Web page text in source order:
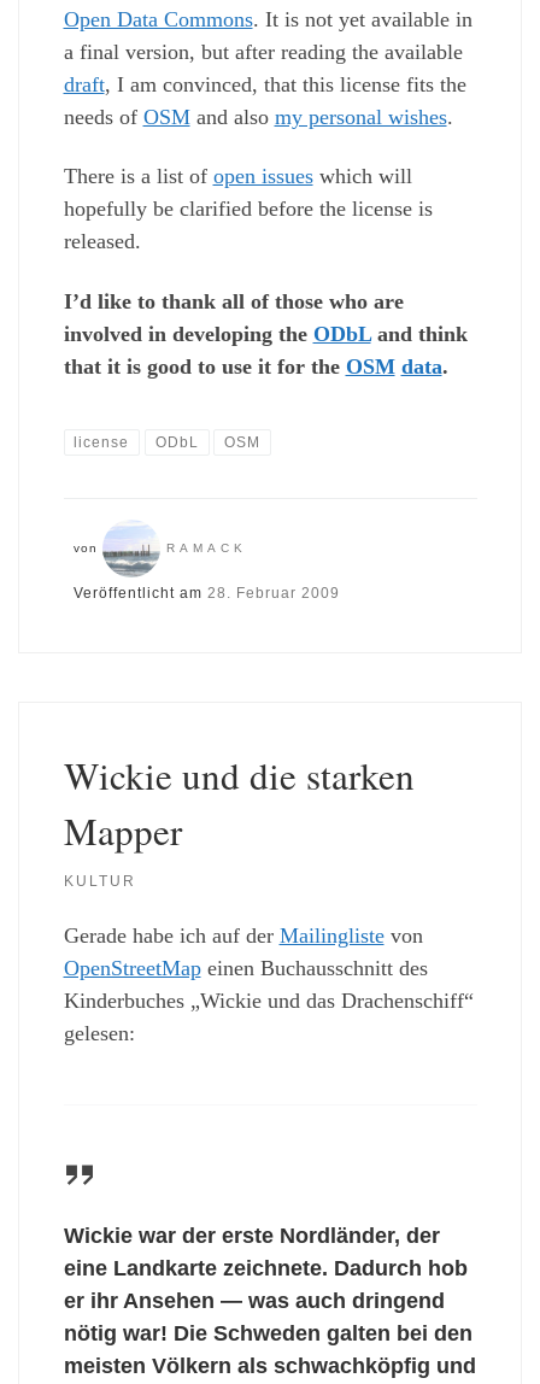
Open Data Commons. It is not yet available in
a final version, but after reading the available
draft, I am convinced, that this license fits the
needs of OSMand also my personal wishes.
There is a list of open issueswhich will
hopefully be clarified before the license is
released.
I’d like to thank all of those who are
involved in developing the ODbLand think
that it is good to use it for the OSM data.
license ODbL OSM
von RAMACK
Veröffentlicht am 28. Februar 2009
Wickie und die starken
Mapper
KULTUR
Gerade habe ich auf der Mailinglistevon
OpenStreetMapeinen Buchausschnitt des
Kinderbuches „Wickie und das Drachenschiff“
gelesen:
Wickie war der erste Nordländer, der
eine Landkarte zeichnete. Dadurch hob
er ihr Ansehen — was auch dringend
nötig war! Die Schweden galten bei den
meisten Völkern als schwachköpfig und